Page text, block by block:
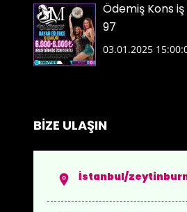
Ödemiş Kons
97
03.01.2025
BİZE ULAŞIN
İstanbul/